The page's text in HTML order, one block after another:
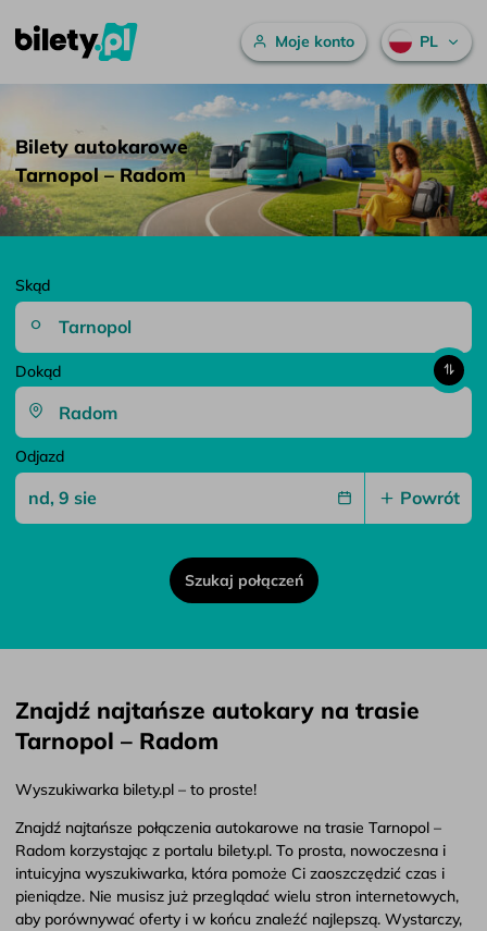
Przejdź do treści
Bilety autokarowe Tarnopol – Radom – bilety.pl
Menu główne
Moje konto PL
Bilety autokarowe
Tarnopol – Radom
Skąd
Dokąd
Odjazd
Powrót
Szukaj połączeń
Znajdź najtańsze autokary na trasie
Tarnopol – Radom
Wyszukiwarka bilety.pl – to proste!
Znajdź najtańsze połączenia autokarowe na trasie Tarnopol –
Radom korzystając z portalu bilety.pl. To prosta, nowoczesna i
intuicyjna wyszukiwarka, która pomoże Ci zaoszczędzić czas i
pieniądze. Nie musisz już przeglądać wielu stron internetowych,
aby porównywać oferty i w końcu znaleźć najlepszą. Wystarczy,